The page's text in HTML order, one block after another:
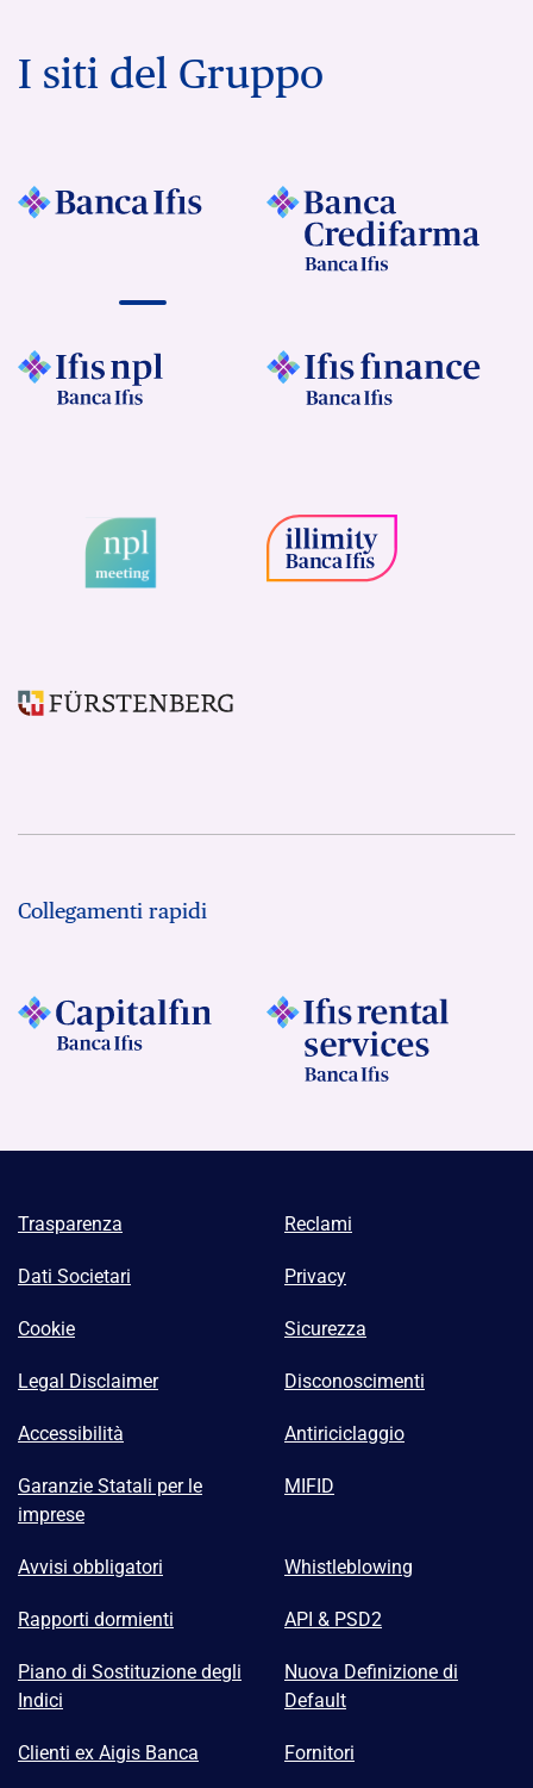
I siti del Gruppo
Collegamenti rapidi
Trasparenza Reclami
Dati Societari Privacy
Cookie Sicurezza
Legal Disclaimer Disconoscimenti
Accessibilità Antiriciclaggio
Garanzie Statali per le
imprese
MIFID
Avvisi obbligatori Whistleblowing
Rapporti dormienti API & PSD2
Piano di Sostituzione degli
Indici
Nuova Definizione di
Default
Clienti ex Aigis Banca Fornitori